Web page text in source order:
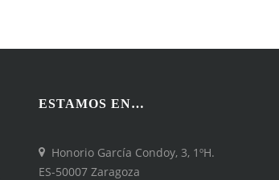
ESTAMOS EN…
Honorio García Condoy, 3, 1ºH.
ES-50007 Zaragoza